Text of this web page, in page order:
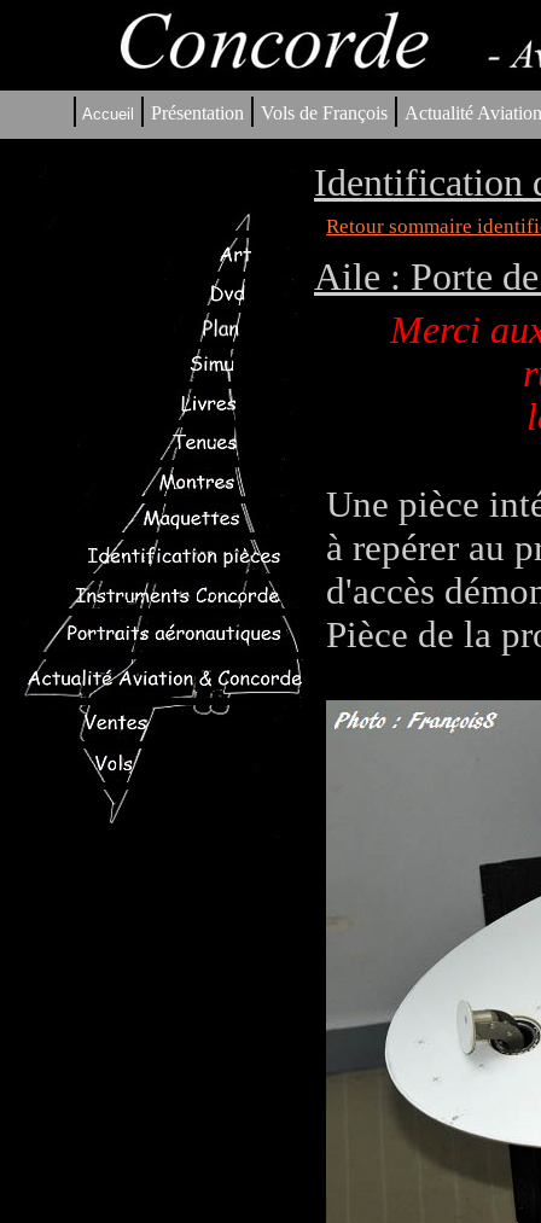
| Accueil | Présentation | Vols de François | Actualité
Identification
Retour sommaire
Aile : Porte
Merci
Une pièce
à repérer au
d'accès
Pièce de la